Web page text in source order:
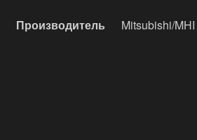
Производитель Mitsubishi/MHI